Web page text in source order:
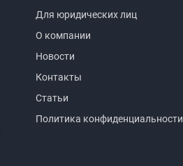
Для юридических лиц
О компании
Новости
Контакты
Статьи
Политика конфиденциальности